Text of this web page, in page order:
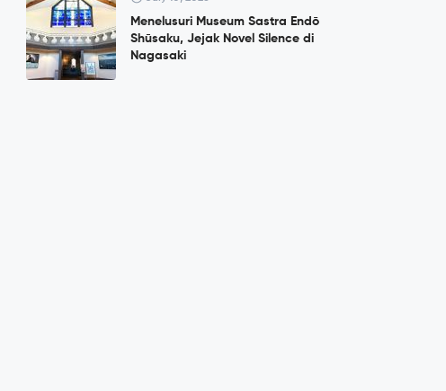
Menelusuri Museum Sastra Endō
Shūsaku, Jejak Novel Silence di
Nagasaki